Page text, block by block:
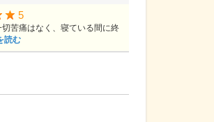
5
苦痛はなく、寝ている間に終
読む